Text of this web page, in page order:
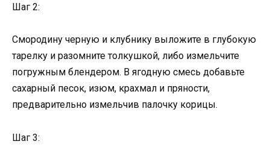
Шаг 2:
Смородину черную и клубнику выложите в глубокую
тарелку и разомните толкушкой, либо измельчите
погружным блендером. В ягодную смесь добавьте
сахарный песок, изюм, крахмал и пряности,
предварительно измельчив палочку корицы.
Шаг 3: